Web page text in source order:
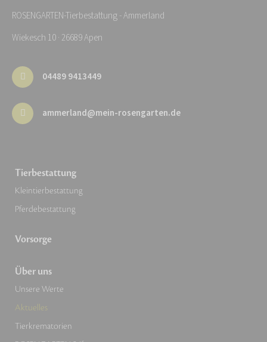
ROSENGARTEN-Tierbestattung - Ammerland
Wiekesch 10 · 26689 Apen
04489 9413449
ammerland@mein-rosengarten.de
Tierbestattung
Kleintierbestattung
Pferdebestattung
Vorsorge
Über uns
Unsere Werte
Aktuelles
Tierkrematorien